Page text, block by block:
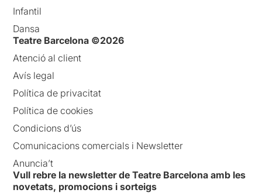
Infantil
Dansa
Teatre Barcelona ©2026
Atenció al client
Avís legal
Política de privacitat
Política de cookies
Condicions d’ús
Comunicacions comercials i Newsletter
Anuncia’t
Vull rebre la newsletter de Teatre Barcelona amb les
novetats, promocions i sorteigs